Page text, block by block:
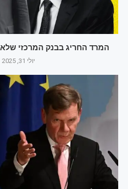
המרד החריג בבנק המרכזי שלא
יולי 31, 2025